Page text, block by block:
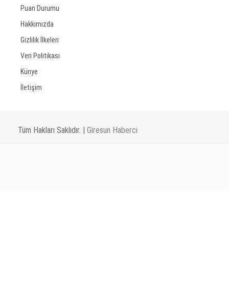
Puan Durumu
Hakkımızda
Gizlilik İlkeleri
Veri Politikası
Künye
İletişim
Tüm Hakları Saklıdır. | Giresun Haberci